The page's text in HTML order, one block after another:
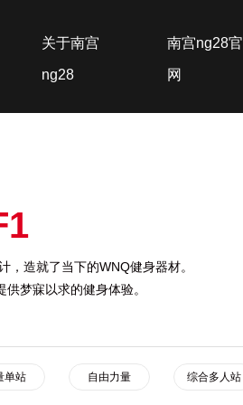
关于南宫
ng28
南宫ng28官
网
造就了当下的WNQ健身器材。
梦寐以求的健身体验。
单站 自由力量 综合多人站